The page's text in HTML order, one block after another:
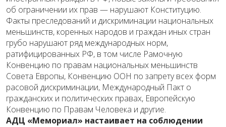
об ограничении их прав — нарушают Конституцию.
Факты преследований и дискриминации национальных
меньшинств, коренных народов и граждан иных стран
грубо нарушают ряд международных норм,
ратифицированных РФ, в том числе Рамочную
Конвенцию по правам национальных меньшинств
Совета Европы, Конвенцию ООН по запрету всех форм
расовой дискриминации, Международный Пакт о
гражданских и политических правах, Европейскую
Конвенцию по Правам Человека и другие.
АДЦ «Мемориал» настаивает на соблюдении